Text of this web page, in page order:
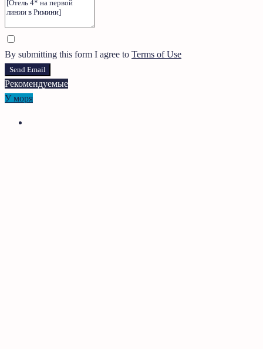
By submitting this form I agree to Terms of Use
Send Email
Рекомендуемые
У моря